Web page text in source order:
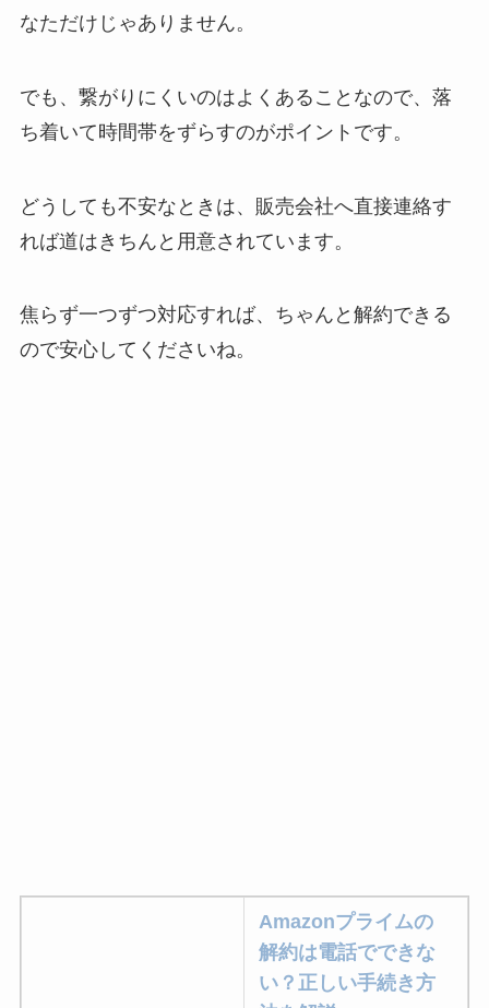
なただけじゃありません。
でも、繋がりにくいのはよくあることなので、落
ち着いて時間帯をずらすのがポイントです。
どうしても不安なときは、販売会社へ直接連絡す
れば道はきちんと用意されています。
焦らず一つずつ対応すれば、ちゃんと解約できる
ので安心してくださいね。
Amazonプライムの
解約は電話でできな
い？正しい手続き方